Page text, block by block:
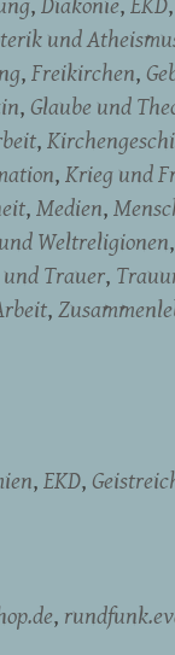
und
Freikirchen
Glaube und
Krieg und
Medien
Weltreligionen
und Trauer
EKD